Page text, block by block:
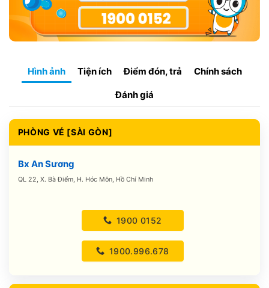
Hình ảnh Tiện ích Điểm đón, trả Chính sách
Đánh giá
PHÒNG VÉ [SÀI GÒN]
Bx An Sương
QL 22, X. Bà Điểm, H. Hóc Môn, Hồ Chí Minh
1900 0152
1900.996.678